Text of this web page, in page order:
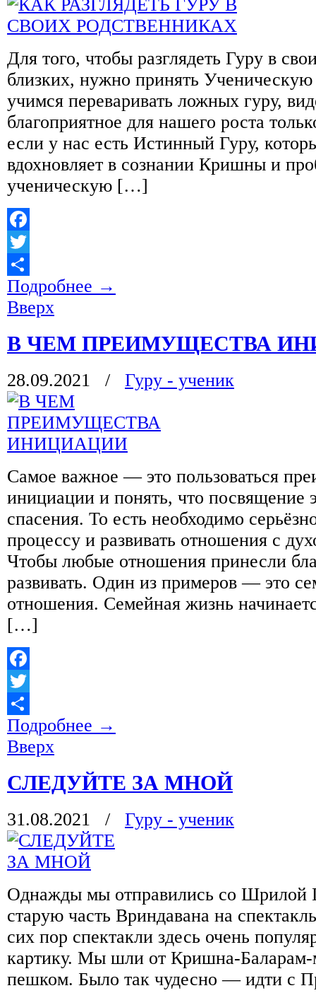
Для того, чтобы разглядеть Гуру в
близких, нужно принять
учимся переваривать ложных гуру,
благоприятное для нашего роста
если у нас есть Истинный Гуру,
вдохновляет в сознании Кришны и
ученическую […]
Facebook
Twitter
Отправить
Подробнее →
Вверх
В ЧЕМ ПРЕИМУЩЕСТВА
28.09.2021 / Гуру - ученик
Самое важное — это пользоваться
инициации и понять, что посвящение
спасения. То есть необходимо
процессу и развивать отношения с
Чтобы любые отношения принесли
развивать. Один из примеров — это
отношения. Семейная жизнь
[…]
Facebook
Twitter
Отправить
Подробнее →
Вверх
СЛЕДУЙТЕ ЗА МНОЙ
31.08.2021 / Гуру - ученик
Однажды мы отправились со Шрилой
старую часть Вриндавана на
сих пор спектакли здесь очень
картику. Мы шли от Кришна-Баларам-
пешком. Было так чудесно — идти с